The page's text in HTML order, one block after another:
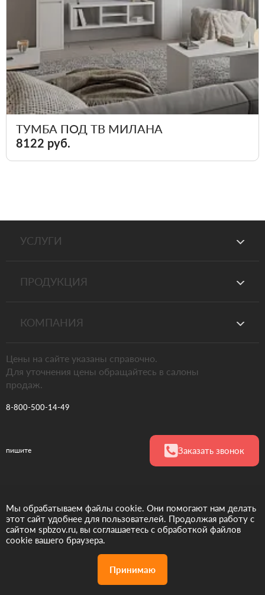
ТУМБА ПОД ТВ МИЛАНА
8122 руб.
Официальный
представитель
фабрики ЗОВ в РФ
8-800-500-14-49
пишите Заказать звонок
Цены на сайте указаны справочно.
Для уточнения цены обращайтесь в салоны
продаж.
УСЛУГИ
ПРОДУКЦИЯ
КОМПАНИЯ
Мы обрабатываем файлы cookie. Они помогают нам делать
этот сайт удобнее для пользователей. Продолжая работу с
сайтом spbzov.ru, вы соглашаетесь с обработкой файлов
cookie вашего браузера.
Принимаю
Дизайн проект